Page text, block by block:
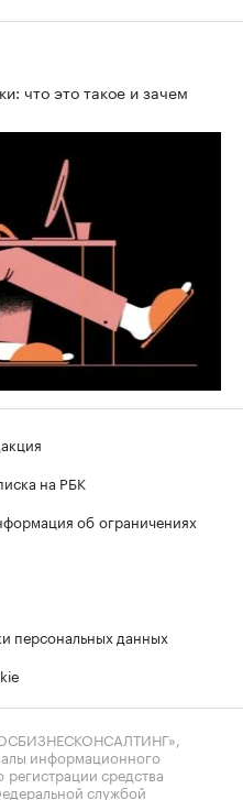
что это такое и зачем
на РБК
об ограничениях
персональных данных
информационного
регистрации средства
службой